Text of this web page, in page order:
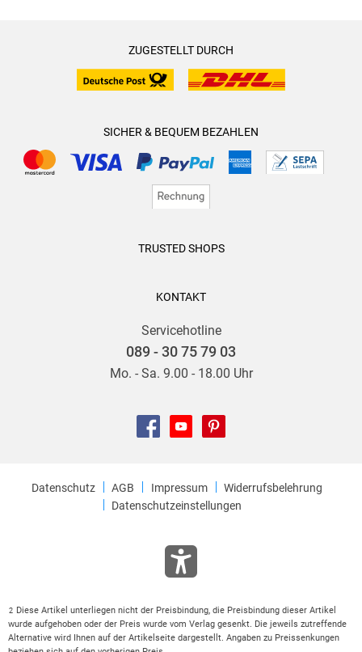
ZUGESTELLT DURCH
SICHER & BEQUEM BEZAHLEN
TRUSTED SHOPS
KONTAKT
Servicehotline
089 - 30 75 79 03
Mo. - Sa. 9.00 - 18.00 Uhr
Datenschutz AGB Impressum
Widerrufsbelehrung
Datenschutzeinstellungen
2
Diese Artikel unterliegen nicht der Preisbindung, die Preisbindung dieser Artikel
wurde aufgehoben oder der Preis wurde vom Verlag gesenkt. Die jeweils zutreffende
Alternative wird Ihnen auf der Artikelseite dargestellt. Angaben zu Preissenkungen